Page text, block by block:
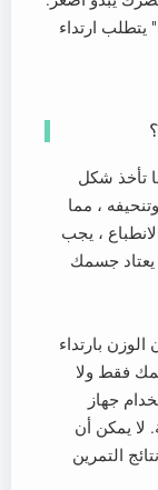
يتطلب ارتداء
تأخذ شكل
، مما
، يجب
يعتاد جسمك
بارتداء
فقط ولا
جهاز
لا يمكن أن
التمرين